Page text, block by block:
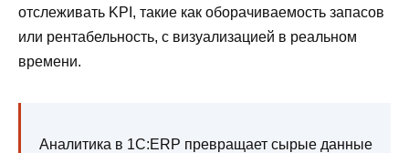
отслеживать KPI, такие как оборачиваемость запасов
или рентабельность, с визуализацией в реальном
времени.
Аналитика в 1С:ERP превращает сырые данные